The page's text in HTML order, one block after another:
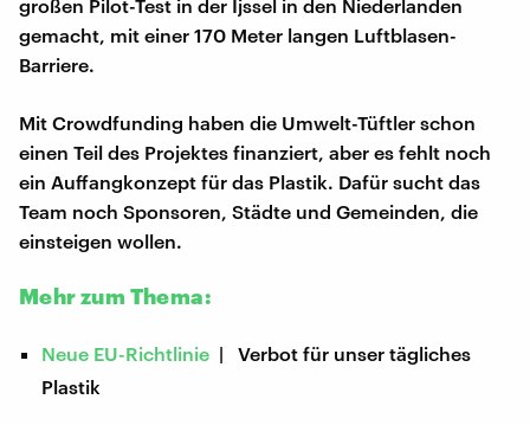
großen Pilot-Test in der Ijssel in den Niederlanden
gemacht, mit einer 170 Meter langen Luftblasen-
Barriere.
Mit Crowdfunding haben die Umwelt-Tüftler schon
einen Teil des Projektes finanziert, aber es fehlt noch
ein Auffangkonzept für das Plastik. Dafür sucht das
Team noch Sponsoren, Städte und Gemeinden, die
einsteigen wollen.
Mehr zum Thema:
Neue EU-Richtlinie | Verbot für unser tägliches
Plastik